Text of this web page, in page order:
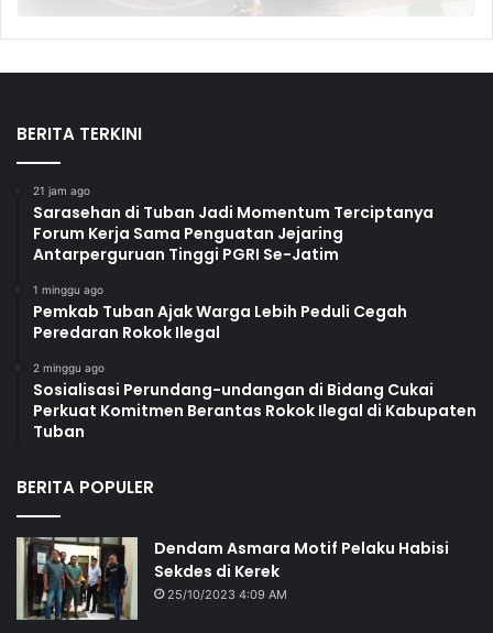
BERITA TERKINI
21 jam ago
Sarasehan di Tuban Jadi Momentum Terciptanya
Forum Kerja Sama Penguatan Jejaring
Antarperguruan Tinggi PGRI Se-Jatim
1 minggu ago
Pemkab Tuban Ajak Warga Lebih Peduli Cegah
Peredaran Rokok Ilegal
2 minggu ago
Sosialisasi Perundang-undangan di Bidang Cukai
Perkuat Komitmen Berantas Rokok Ilegal di Kabupaten
Tuban
BERITA POPULER
Dendam Asmara Motif Pelaku Habisi
Sekdes di Kerek
25/10/2023 4:09 AM